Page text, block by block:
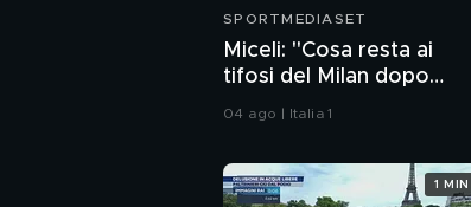
SPORTMEDIASET
Miceli: "Cosa resta ai
tifosi del Milan dopo
l'addio a Baresi"
04 ago | Italia 1
1 MIN